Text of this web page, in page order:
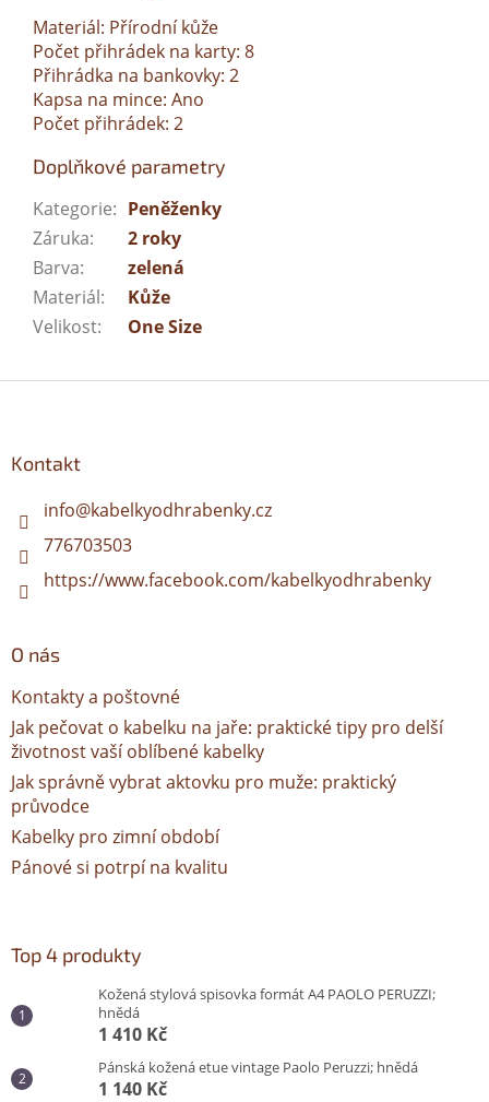
Materiál: Přírodní kůže
Počet přihrádek na karty: 8
Přihrádka na bankovky: 2
Kapsa na mince: Ano
Počet přihrádek: 2
Doplňkové parametry
Kategorie: Peněženky
Záruka:
2 roky
Barva:
zelená
Materiál:
Kůže
Velikost: One Size
Kontakt
info@kabelkyodhrabenky.cz
776703503
https://www.facebook.com/kabelkyodhrabenky
O nás
Kontakty a poštovné
Jak pečovat o kabelku na jaře: praktické tipy pro delší
životnost vaší oblíbené kabelky
Jak správně vybrat aktovku pro muže: praktický
průvodce
Kabelky pro zimní období
Pánové si potrpí na kvalitu
Top 4 produkty
Kožená stylová spisovka formát A4 PAOLO PERUZZI;
hnědá
1 410 Kč
Pánská kožená etue vintage Paolo Peruzzi; hnědá
1 140 Kč